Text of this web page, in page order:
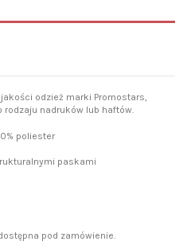
odzież marki Promostars,
nadruków lub haftów.
poliester
paskami
pod zamówienie.